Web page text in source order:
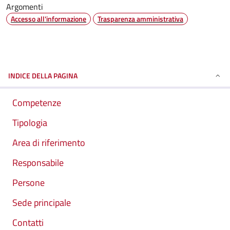
Argomenti
Accesso all'informazione Trasparenza amministrativa
INDICE DELLA PAGINA
Competenze
Tipologia
Area di riferimento
Responsabile
Persone
Sede principale
Contatti